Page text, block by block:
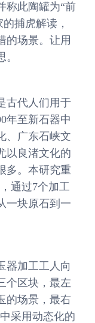
称此陶罐为“前
捕虎解读，
的场景。让用
古代人们用于
年至新石器中
、广东石峡文
以良渚文化的
多。本研究重
通过7个加工
一块原石到一
器加工工人向
个区块，最左
的场景，最右
采用动态化的